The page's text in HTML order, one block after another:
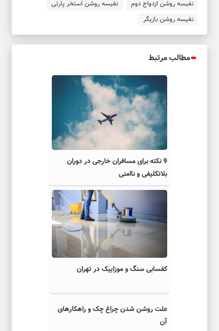
نفیسه روشن ازدواج دوم
نفیسه روشن استخر پارتی
نفیسه روشن بازیگر
مطالب مرتبط
9 نکته برای مسافران خارجی در دوران
بلاتکلیفی و ناامنی
کفسابی سنگ و موزاییک در تهران
علت روشن شدن چراغ چک و راهکارهای
آن